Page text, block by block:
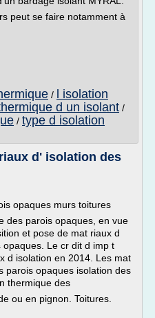
peut se faire notamment à
/
l isolation
d un isolant /
/ type d isolation
d' isolation des
opaques murs toitures
des parois opaques, en vue
et pose de mat riaux d
Le cr dit d imp t
d isolation en 2014. Les mat
parois opaques isolation des
thermique des
ou en pignon. Toitures.